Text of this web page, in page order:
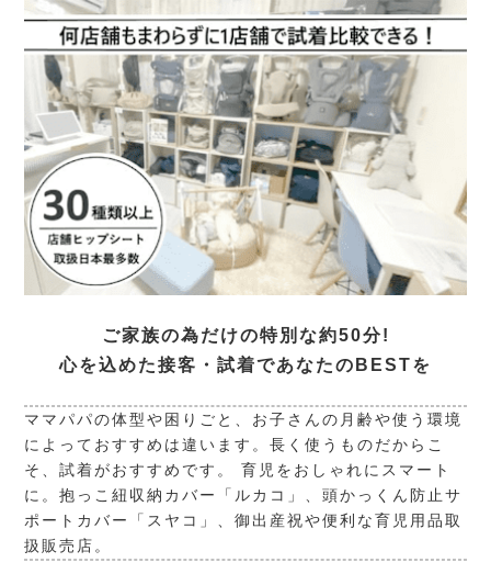
ご家族の為だけの特別な約50分!
心を込めた接客・試着であなたのBESTを
ママパパの体型や困りごと、お子さんの月齢や使う環境
によっておすすめは違います。長く使うものだからこ
そ、試着がおすすめです。 育児をおしゃれにスマート
に。抱っこ紐収納カバー「ルカコ」、頭かっくん防止サ
ポートカバー「スヤコ」、御出産祝や便利な育児用品取
扱販売店。